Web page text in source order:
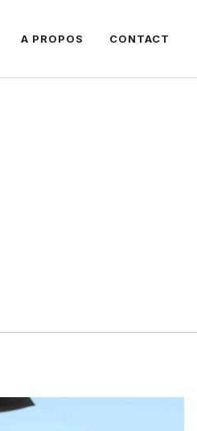
A PROPOS CONTACT